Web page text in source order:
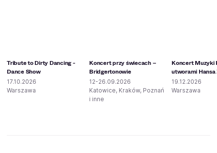
Tribute to Dirty Dancing -
Dance Show
17.10.2026
Warszawa
Koncert przy świecach –
Bridgertonowie
12-26.09.2026
Katowice, Kraków, Poznań
i inne
Koncert Muzyki
utworami
19.12.2026
Warszawa